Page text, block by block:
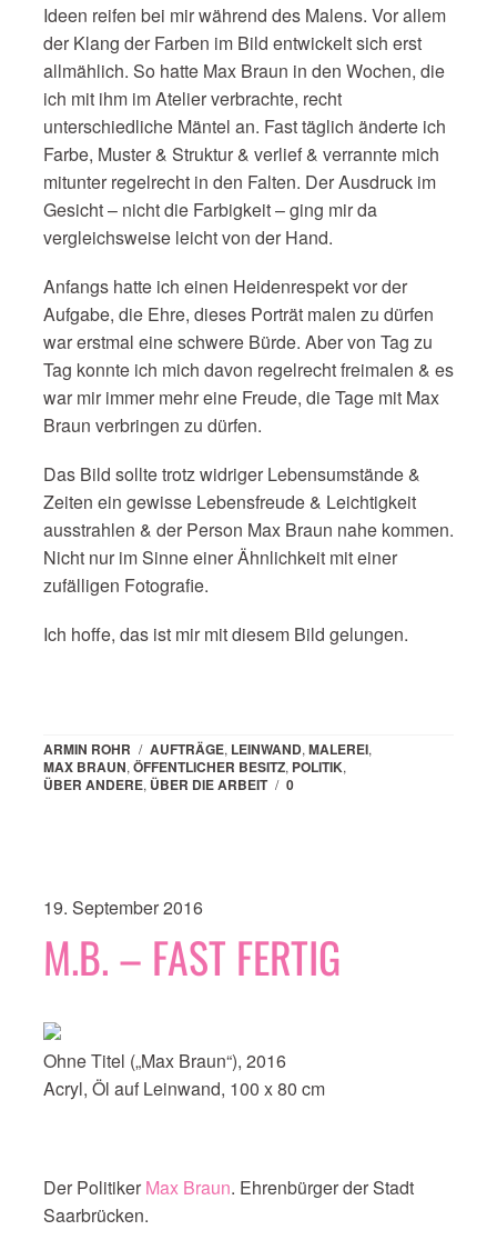
Ideen reifen bei mir während des Malens. Vor allem
der Klang der Farben im Bild entwickelt sich erst
allmählich. So hatte Max Braun in den Wochen, die
ich mit ihm im Atelier verbrachte, recht
unterschiedliche Mäntel an. Fast täglich änderte ich
Farbe, Muster & Struktur & verlief & verrannte mich
mitunter regelrecht in den Falten. Der Ausdruck im
Gesicht – nicht die Farbigkeit – ging mir da
vergleichsweise leicht von der Hand.
Anfangs hatte ich einen Heidenrespekt vor der
Aufgabe, die Ehre, dieses Porträt malen zu dürfen
war erstmal eine schwere Bürde. Aber von Tag zu
Tag konnte ich mich davon regelrecht freimalen & es
war mir immer mehr eine Freude, die Tage mit Max
Braun verbringen zu dürfen.
Das Bild sollte trotz widriger Lebensumstände &
Zeiten ein gewisse Lebensfreude & Leichtigkeit
ausstrahlen & der Person Max Braun nahe kommen.
Nicht nur im Sinne einer Ähnlichkeit mit einer
zufälligen Fotografie.
Ich hoffe, das ist mir mit diesem Bild gelungen.
ARMIN ROHR / AUFTRÄGE, LEINWAND,MALEREI,
MAX BRAUN,ÖFFENTLICHER BESITZ, POLITIK,
ÜBER ANDERE, ÜBER DIE ARBEIT / 0
19. September 2016
M.B. – FAST FERTIG
Ohne Titel („Max Braun“), 2016
Acryl, Öl auf Leinwand, 100 x 80 cm
Der Politiker Max Braun. Ehrenbürger der Stadt
Saarbrücken.